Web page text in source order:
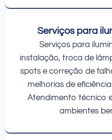
Serviços para
Serviços para
instalação, troca de
spots e correção de
melhorias de
Atendimento técnico
ambientes